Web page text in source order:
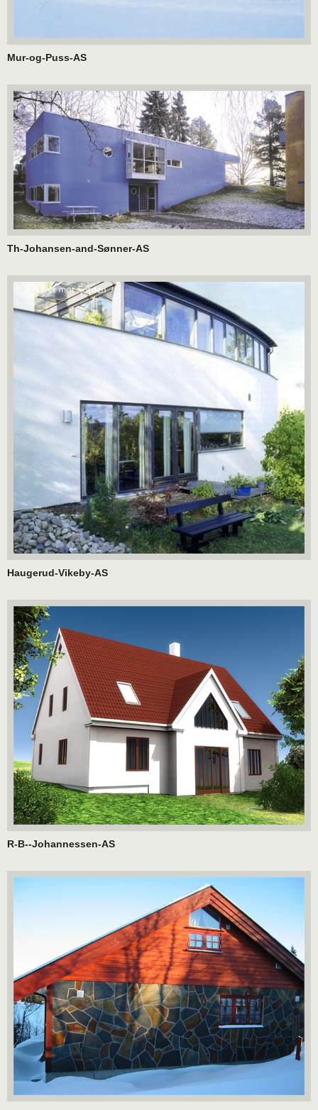
Mur-og-Puss-AS
Th-Johansen-and-Sønner-AS
Haugerud-Vikeby-AS
R-B--Johannessen-AS